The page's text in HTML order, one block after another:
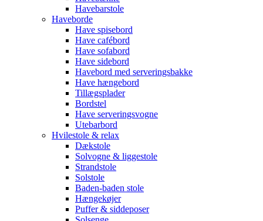
Havebarstole
Haveborde
Have spisebord
Have cafébord
Have sofabord
Have sidebord
Havebord med serveringsbakke
Have hængebord
Tillægsplader
Bordstel
Have serveringsvogne
Utebarbord
Hvilestole & relax
Dækstole
Solvogne & liggestole
Strandstole
Solstole
Baden-baden stole
Hængekøjer
Puffer & siddeposer